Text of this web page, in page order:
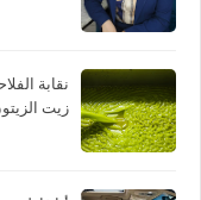
نقابة
زيت